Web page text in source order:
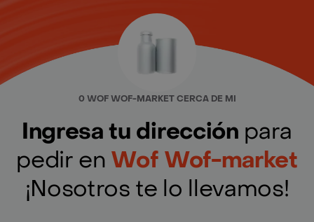
0 WOF WOF-MARKET CERCA DE MI
Ingresa tu dirección para
pedir en Wof Wof-market
¡Nosotros te lo llevamos!